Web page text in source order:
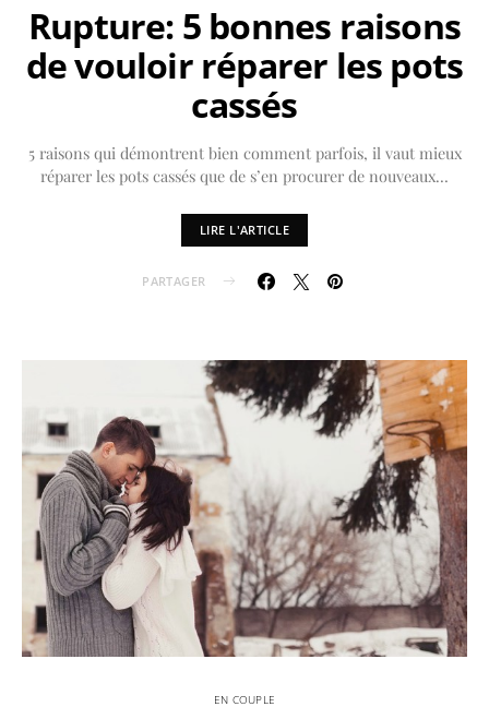
Rupture: 5 bonnes raisons
de vouloir réparer les pots
cassés
5 raisons qui démontrent bien comment parfois, il vaut mieux
réparer les pots cassés que de s’en procurer de nouveaux…
LIRE L'ARTICLE
PARTAGER
EN COUPLE